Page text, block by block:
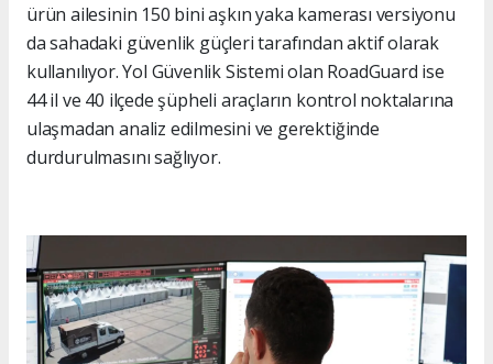
ürün ailesinin 150 bini aşkın yaka kamerası versiyonu
da sahadaki güvenlik güçleri tarafından aktif olarak
kullanılıyor. Yol Güvenlik Sistemi olan RoadGuard ise
44 il ve 40 ilçede şüpheli araçların kontrol noktalarına
ulaşmadan analiz edilmesini ve gerektiğinde
durdurulmasını sağlıyor.